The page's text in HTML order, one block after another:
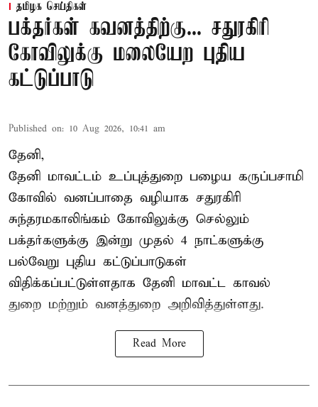
தமிழக செய்திகள்
பக்தர்கள் கவனத்திற்கு... சதுரகிரி
கோவிலுக்கு மலையேற புதிய
கட்டுப்பாடு
Published on: 10 Aug 2026, 10:41 am
தேனி,
தேனி மாவட்டம் உப்புத்துறை பழைய கருப்பசாமி
கோவில் வனப்பாதை வழியாக சதுரகிரி
சுந்தரமகாலிங்கம் கோவிலுக்கு செல்லும்
பக்தர்களுக்கு இன்று முதல் 4 நாட்களுக்கு
பல்வேறு புதிய கட்டுப்பாடுகள்
விதிக்கப்பட்டுள்ளதாக தேனி மாவட்ட காவல்
துறை மற்றும் வனத்துறை அறிவித்துள்ளது.
Read More